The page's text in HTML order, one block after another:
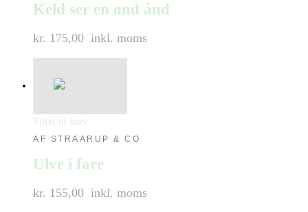
Keld ser en ond ånd
kr. 175,00 inkl. moms
Tilføj til kurv
AF STRAARUP & CO
Ulve i fare
kr. 155,00 inkl. moms